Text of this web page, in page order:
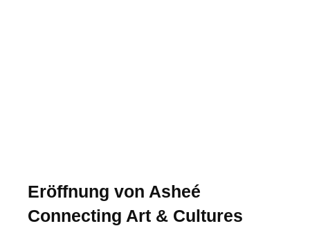
Eröffnung von Asheé
Connecting Art & Cultures